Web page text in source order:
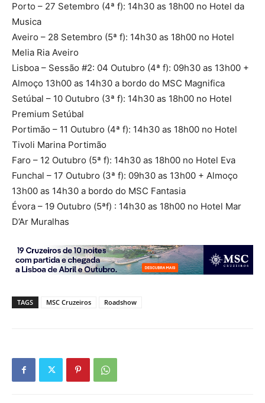
Porto – 27 Setembro (4ª f): 14h30 as 18h00 no Hotel da
Musica
Aveiro – 28 Setembro (5ª f): 14h30 as 18h00 no Hotel
Melia Ria Aveiro
Lisboa – Sessão #2: 04 Outubro (4ª f): 09h30 as 13h00 +
Almoço 13h00 as 14h30 a bordo do MSC Magnifica
Setúbal – 10 Outubro (3ª f): 14h30 as 18h00 no Hotel
Premium Setúbal
Portimão – 11 Outubro (4ª f): 14h30 as 18h00 no Hotel
Tivoli Marina Portimão
Faro – 12 Outubro (5ª f): 14h30 as 18h00 no Hotel Eva
Funchal – 17 Outubro (3ª f): 09h30 as 13h00 + Almoço
13h00 as 14h30 a bordo do MSC Fantasia
Évora – 19 Outubro (5ªf) : 14h30 as 18h00 no Hotel Mar
D’Ar Muralhas
TAGS MSC Cruzeiros Roadshow